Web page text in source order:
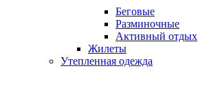
Беговые
Разминочные
Активный отдых
Жилеты
Утепленная одежда